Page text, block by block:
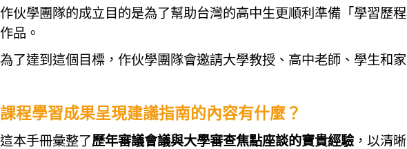
作伙學團隊的成立目的是為了幫助台灣的高中生更順利準備「學習歷
作品。
為了達到這個目標，作伙學團隊會邀請大學教授、高中老師、學生和
課程學習成果呈現建議指南的內容有什麼？
這本手冊彙整了歷年審議會議與大學審查焦點座談的寶貴經驗，以清